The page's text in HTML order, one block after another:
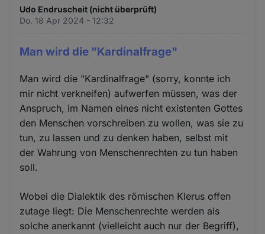
Udo Endruscheit (nicht überprüft)
Do. 18 Apr 2024 - 12:32
Man wird die "Kardinalfrage"
Man wird die "Kardinalfrage" (sorry, konnte ich
mir nicht verkneifen) aufwerfen müssen, was der
Anspruch, im Namen eines nicht existenten Gottes
den Menschen vorschreiben zu wollen, was sie zu
tun, zu lassen und zu denken haben, selbst mit
der Wahrung von Menschenrechten zu tun haben
soll.
Wobei die Dialektik des römischen Klerus offen
zutage liegt: Die Menschenrechte werden als
solche anerkannt (vielleicht auch nur der Begriff),